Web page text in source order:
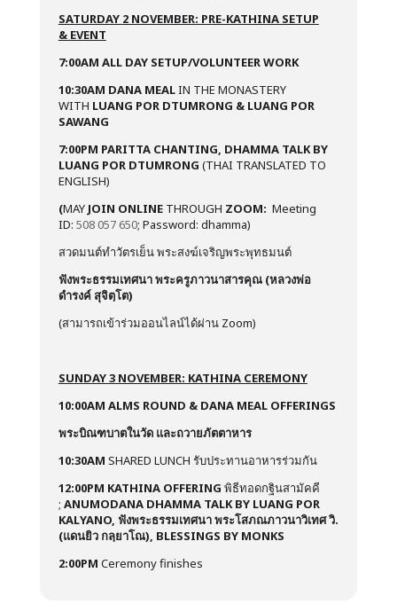
SATURDAY 2 NOVEMBER: PRE-KATHINA SETUP
& EVENT
7:00AM ALL DAY SETUP/VOLUNTEER WORK
10:30AM DANA MEALIN THE MONASTERY
WITH LUANG POR DTUMRONG & LUANG POR
SAWANG
7:00PM PARITTA CHANTING, DHAMMA TALK BY
LUANG POR DTUMRONG (THAI TRANSLATED TO
ENGLISH)
(MAYJOIN ONLINE THROUGH ZOOM: Meeting
ID: 508 057 650; Password: dhamma)
สวดมนต์ทำวัตรเย็น พระสงฆ์เจริญพระพุทธมนต์
ฟังพระธรรมเทศนา พระครูภาวนาสารคุณ (หลวงพ่อ
ดำรงค์ สุจิตฺโต)
(สามารถเข้าร่วมออนไลน์ได้ผ่าน Zoom)
SUNDAY 3 NOVEMBER: KATHINA CEREMONY
10:00AM ALMS ROUND & DANA MEAL OFFERINGS
พระบิณฑบาตในวัด และถวายภัตตาหาร
10:30AM SHARED LUNCH รับประทานอาหารร่วมกัน
12:00PM KATHINA OFFERING พิธีทอดกฐินสามัคคี
; ANUMODANA DHAMMA TALK BY LUANG POR
KALYANO, ฟังพระธรรมเทศนา พระโสภณภาวนาวิเทศ วิ.
(แดนยิว กลฺยาโณ), BLESSINGS BY MONKS
2:00PM Ceremony finishes